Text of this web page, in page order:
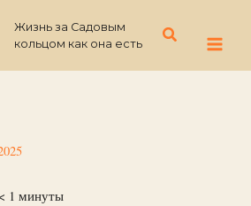
Жизнь за Садовым
кольцом как она есть
Поиск
< 1 минуты